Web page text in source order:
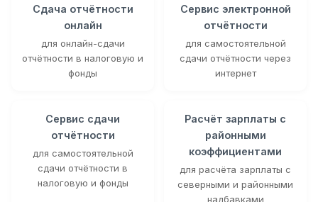
Сдача отчётности
онлайн
для онлайн-сдачи
отчётности в налоговую и
фонды
Сервис электронной
отчётности
для самостоятельной
сдачи отчётности через
интернет
Сервис сдачи
отчётности
для самостоятельной
сдачи отчётности в
налоговую и фонды
Расчёт зарплаты с
районными
коэффициентами
для расчёта зарплаты с
северными и районными
надбавками